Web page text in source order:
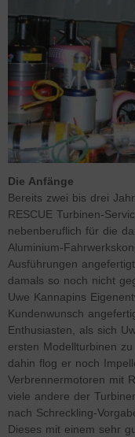
Die Anfänge
Bereits zwei bis drei
RESCUE Turbinen-
nebenberuflich für die
Aluminium-
Ausführungen
damals so noch nicht
Uwe Kannapins
Kundenwunsch
Enthusiasten, als sich
ersten Modellturbinen
dahin flog er noch
Verbrennermotoren mit
viele andere der
nach Schreckling-
Dieses mit einem sehr